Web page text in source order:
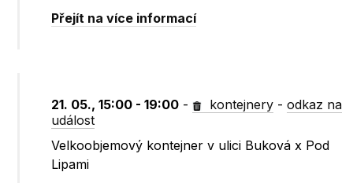
Přejít na více informací
21. 05., 15:00 - 19:00 - kontejnery -odkaz na
událost
Velkoobjemový kontejner v ulici Buková x Pod
Lipami